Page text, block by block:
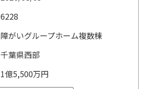
6228
障がいグループホーム複数棟
千葉県西部
1億5,500万円